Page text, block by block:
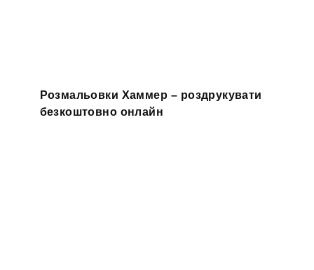
Розмальовки Хаммер – роздрукувати
безкоштовно онлайн